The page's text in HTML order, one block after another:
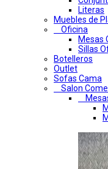
Literas
Muebles de
Oficina
Mesas
Sillas
Botelleros
Outlet
Sofas Cama
Salon